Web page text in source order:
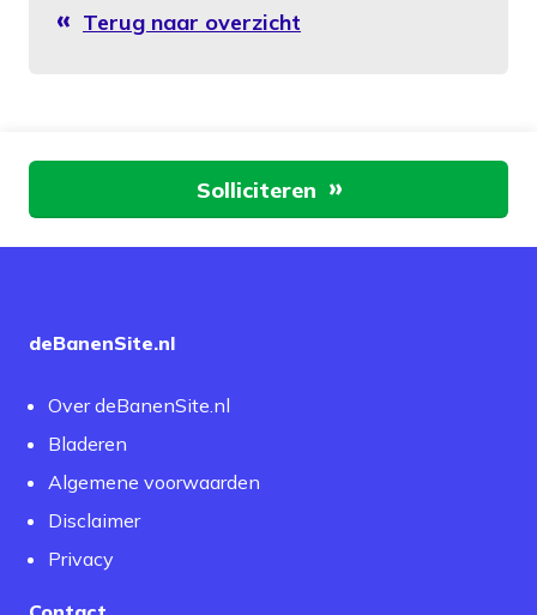
Terug naar overzicht
Aan de slagSolliciteren
deBanenSite.nl
Over deBanenSite.nl
Bladeren
Algemene voorwaarden
Disclaimer
Privacy